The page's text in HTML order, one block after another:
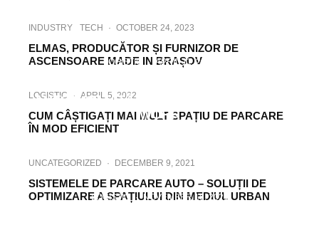
INDUSTRY TECH · OCTOBER 24, 2023
ELMAS, PRODUCĂTOR ȘI FURNIZOR DE
ASCENSOARE MADE IN BRAȘOV
LOGISTIC · APRIL 11, 2022
AUTOMATIZATĂ COMBIPARKER SISTEM
WÖHR
LOGISTIC · APRIL 5, 2022
CUM CÂȘTIGAȚI MAI MULT SPAȚIU DE PARCARE
ÎN MOD EFICIENT
UNCATEGORIZED · DECEMBER 9, 2021
SISTEMELE DE PARCARE AUTO – SOLUȚII DE
OPTIMIZARE A SPAȚIULUI DIN MEDIUL URBAN
LOGISTIC · NOVEMBER 16, 2021